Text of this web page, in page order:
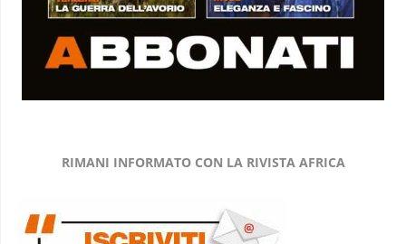
RIMANI INFORMATO CON LA RIVISTA AFRICA